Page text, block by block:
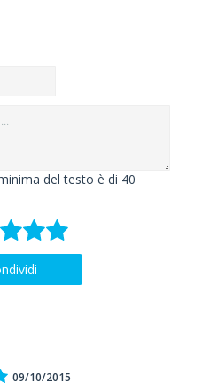
del testo è di 40
09/10/2015